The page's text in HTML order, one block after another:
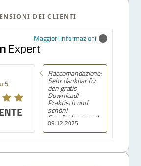
DEI CLIENTI
Maggiori informazioni
5
09.12.2025
Raccomandazione!
Sehr dankbar für
den gratis
Download!
Praktisch und
schön!
Empfehlenswert!